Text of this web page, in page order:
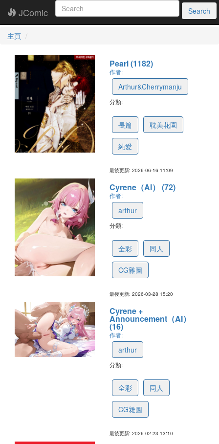
JComic Search
主頁
Pearl (1182)
作者:
Arthur&Cherrymanju
分類:
長篇 耽美花園
純愛
最後更新: 2026-06-16 11:09
Cyrene（AI） (72)
作者:
arthur
分類:
全彩 同人
CG雜圖
最後更新: 2026-03-28 15:20
Cyrene +
Announcement（AI）
(16)
作者:
arthur
分類:
全彩 同人
CG雜圖
最後更新: 2026-02-23 13:10